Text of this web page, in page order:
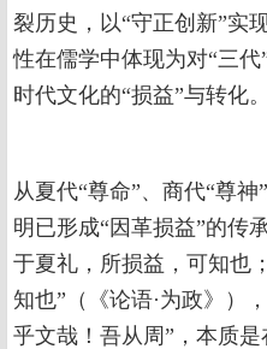
裂历史，以“守正创新”实
性在儒学中体现为对“三
时代文化的“损益”与转化。
从夏代“尊命”、商代“尊
明已形成“因革损益”的传
于夏礼，所损益，可知也
知也”（《论语·为政》）
乎文哉！吾从周”，本质